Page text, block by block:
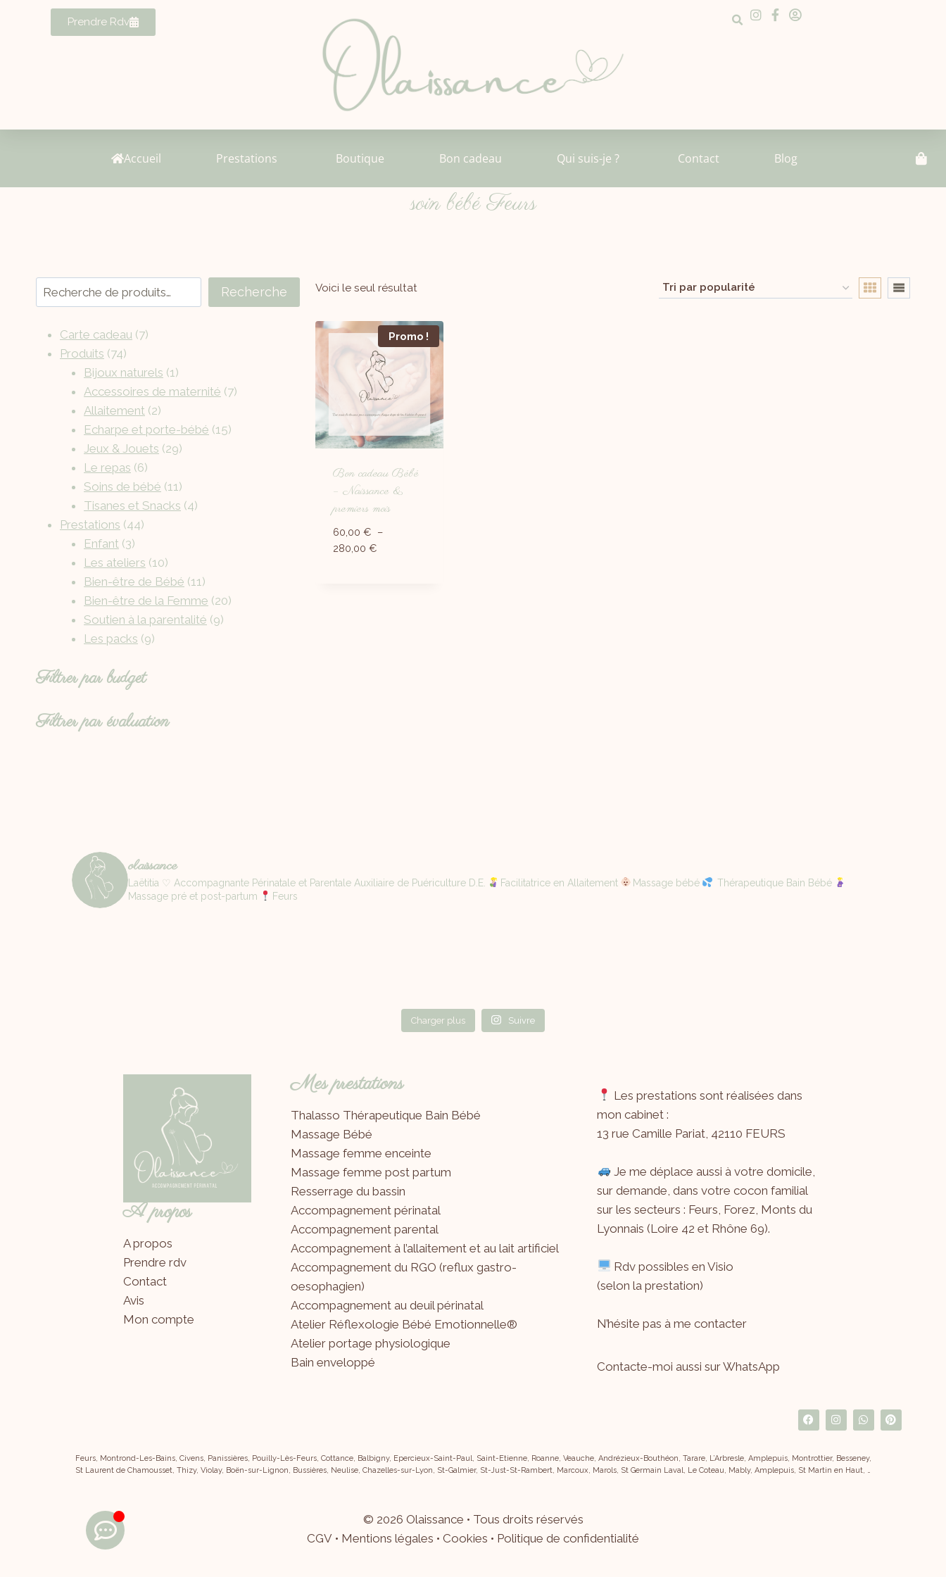
Prendre Rdv
Accueil Prestations Boutique Bon cadeau Qui suis-je ? Contact Blog
soin bébé Feurs
Voici le seul résultat
Promo !
Bon cadeau Bébé
– Naissance &
premiers mois
60,00 € –
280,00 €
Recherche
Carte cadeau 7
Produits 74
Bijoux naturels 1
Accessoires de maternité 7
Allaitement 2
Echarpe et porte-bébé 15
Jeux & Jouets 29
Le repas 6
Soins de bébé 11
Tisanes et Snacks 4
Prestations 44
Enfant 3
Les ateliers 10
Bien-être de Bébé 11
Bien-être de la Femme 20
Soutien à la parentalité 9
Les packs 9
Filtrer par budget
Filtrer par évaluation
olaissance
Laëtitia ♡ Accompagnante Périnatale et Parentale Auxiliaire de Puériculture D.E. Facilitatrice en Allaitement Massage bébé
Thérapeutique Bain Bébé
Massage pré et post-partum
Feurs
Charger plus Suivre
A propos
A propos
Prendre rdv
Contact
Avis
Mon compte
Mes prestations
Thalasso Thérapeutique Bain Bébé
Massage Bébé
Massage femme enceinte
Massage femme post partum
Resserrage du bassin
Accompagnement périnatal
Accompagnement parental
Accompagnement à l’allaitement et au lait artificiel
Accompagnement du RGO (reflux gastro-
oesophagien)
Accompagnement au deuil périnatal
Atelier Réflexologie Bébé Emotionnelle®
Atelier portage physiologique
Bain enveloppé
Les prestations sont réalisées dans
mon cabinet :
13 rue Camille Pariat, 42110 FEURS
Je me déplace aussi à votre domicile,
sur demande, dans votre cocon familial
sur les secteurs : Feurs, Forez, Monts du
Lyonnais (Loire 42 et Rhône 69).
Rdv possibles en Visio
(selon la prestation)
N’hésite pas à mecontacter
Contacte-moi aussi sur WhatsApp
Feurs, Montrond-Les-Bains, Civens, Panissières, Pouilly-Lès-Feurs, Cottance, Balbigny, Epercieux-Saint-Paul, Saint-Etienne, Roanne, Veauche, Andrézieux-Bouthéon, Tarare, L’Arbresle, Amplepuis, Montrottier, Besseney,
St Laurent de Chamousset, Thizy, Violay, Boën-sur-Lignon, Bussières, Neulise, Chazelles-sur-Lyon, St-Galmier, St-Just-St-Rambert, Marcoux, Marols, St Germain Laval, Le Coteau, Mably, Amplepuis, St Martin en Haut, …
© 2026 Olaissance • Tous droits réservés
CGV • Mentions légales • Cookies • Politique de confidentialité